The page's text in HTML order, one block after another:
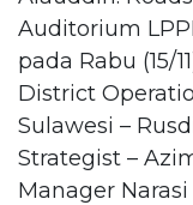
Auditorium
pada Rabu (15/
District
Sulawesi –
Strategist –
Manager